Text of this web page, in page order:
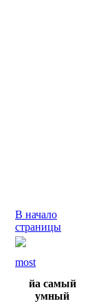
В начало
страницы
most
йа самый
умный